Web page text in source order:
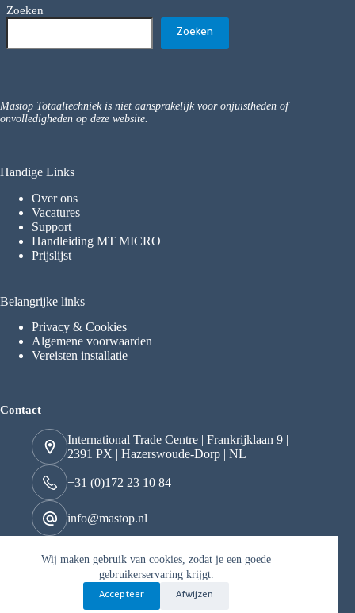
Wij maken gebruik van cookies, zodat je een goede
gebruikerservaring krijgt.
Accepteer Afwijzen
Zoeken
Zoeken
Mastop Totaaltechniek is niet aansprakelijk voor onjuistheden of
onvolledigheden op deze website.
Handige Links
Over ons
Vacatures
Support
Handleiding MT MICRO
Prijslijst
Belangrijke links
Privacy & Cookies
Algemene voorwaarden
Vereisten installatie
Contact
International Trade Centre | Frankrijklaan 9 |
2391 PX | Hazerswoude-Dorp | NL
+31 (0)172 23 10 84
info@mastop.nl
BTW nr. NL822163706B01